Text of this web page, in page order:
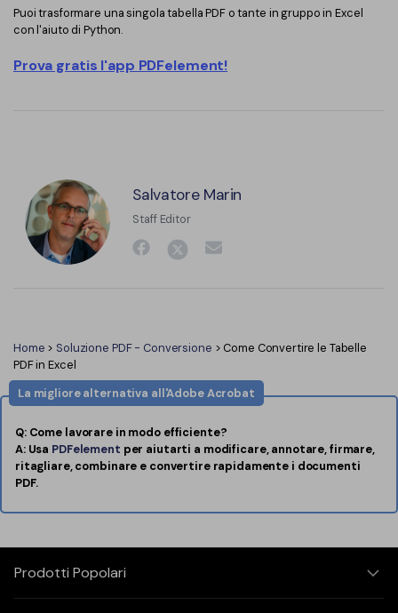
Puoi trasformare una singola tabella PDF o tante in gruppo in Excel
con l'aiuto di Python.
Prova gratis l'app PDFelement!
Salvatore Marin
Staff Editor
Home > Soluzione PDF - Conversione > Come Convertire le Tabelle
PDF in Excel
La migliore alternativa all'Adobe Acrobat
Q: Come lavorare in modo efficiente?
A: Usa PDFelement per aiutarti a modificare, annotare, firmare,
ritagliare, combinare e convertire rapidamente i documenti
PDF.
Prodotti Popolari